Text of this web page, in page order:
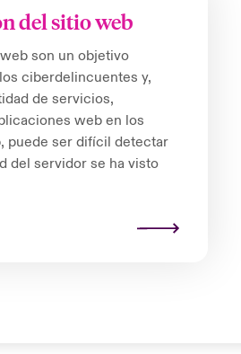
del sitio web
son un objetivo
ciberdelincuentes y,
de servicios,
web en los
puede ser difícil detectar
del servidor se ha visto